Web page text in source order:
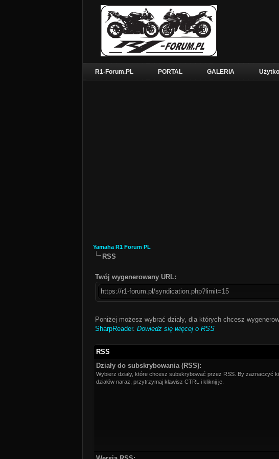
R1-Forum.PL PORTAL GALERIA
Yamaha R1 Forum PL
RSS
Twój wygenerowany URL:
https://r1-forum.pl/syndication.php?limit=15
Poniżej możesz wybrać działy, dla których chcesz
SharpReader. Dowiedz się więcej o RSS
RSS
Działy do subskrybowania (RSS):
Wybierz działy, które chcesz subskrybować przez RSS. By zaznaczyć
działów naraz, przytrzymaj klawisz CTRL i kliknij je.